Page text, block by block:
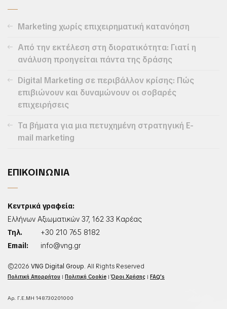
Marketing χωρίς επιχειρηματική κατανόηση
Από την εκτέλεση στη διορατικότητα: Γιατί η
ανάλυση προηγείται πάντα της δράσης
Digital Marketing σε περιβάλλον κρίσης: Πώς
επιβιώνουν και δυναμώνουν οι σοβαρές
επιχειρήσεις
Τα βήματα για μια πετυχημένη στρατηγική E-
mail marketing
ΕΠΙΚΟΙΝΩΝΙΑ
Κεντρικά γραφεία:
Ελλήνων Αξιωματικών 37, 162 33 Καρέας
Τηλ.
+30 210 765 8182
Email:
info@vng.gr
©2026 VNG Digital Group. All Rights Reserved
Πολιτική Απορρήτου | Πολιτική Cookie |Όροι Χρήσης | FAQ's
Αρ. Γ.Ε.ΜΗ 148730201000